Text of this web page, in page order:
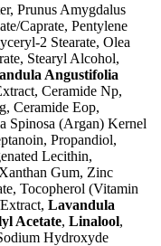
Prunus Amygdalus
Caprate, Pentylene
2 Stearate, Olea
Stearyl Alcohol,
Angustifolia
Ceramide Np,
Ceramide Eop,
Spinosa (Argan) Kernel
Propandiol,
Lecithin,
Gum, Zinc
Tocopherol (Vitamin
Lavandula
Acetate, Linalool,
Hydroxyde